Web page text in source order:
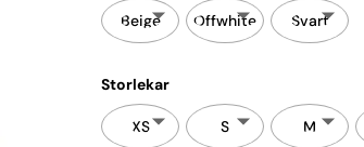
Beige Offwhite Svart
Storlekar
XS S M